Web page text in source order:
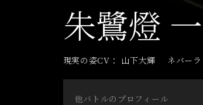
朱鷺燈
現実の姿CV 山下大輝 ネバー
他バトルのプロフィール